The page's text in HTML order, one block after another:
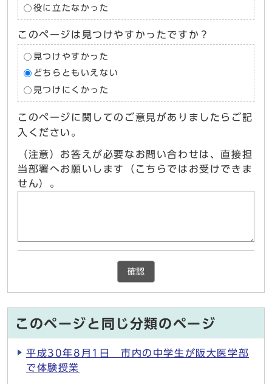
役に立たなかった
このページは見つけやすかったですか？
見つけやすかった
どちらともいえない
見つけにくかった
このページに関してのご意見がありましたらご記
入ください。
（注意）お答えが必要なお問い合わせは、直接担
当部署へお願いします（こちらではお受けできま
せん）。
確認
このページと同じ分類のページ
平成30年8月1日 市内の中学生が阪大医学部
で体験授業